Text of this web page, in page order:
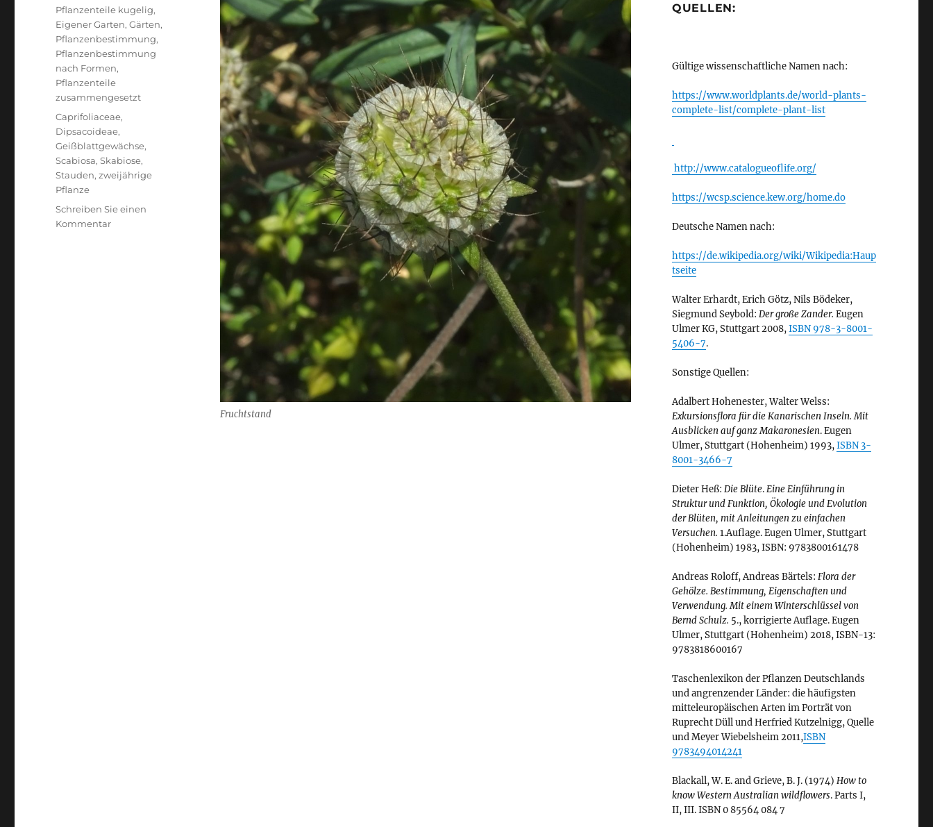
Fruchtstand
Pflanzenteile kugelig,
Eigener Garten,Gärten,
Pflanzenbestimmung,
Pflanzenbestimmung
nach Formen,
Pflanzenteile
zusammengesetzt
Schlagwörter
Caprifoliaceae,
Dipsacoideae,
Geißblattgewächse,
Scabiosa,Skabiose,
Stauden,zweijährige
Pflanze
Schreiben Sie einen
Kommentarzu
QUELLEN:
Gültige wissenschaftliche Namen nach:
https://www.worldplants.de/world-plants-
complete-list/complete-plant-list
http://www.catalogueoflife.org/
https://wcsp.science.kew.org/home.do
Deutsche Namen nach:
https://de.wikipedia.org/wiki/Wikipedia:Haup
tseite
Walter Erhardt, Erich Götz, Nils Bödeker,
Siegmund Seybold: Der große Zander. Eugen
Ulmer KG, Stuttgart 2008,ISBN 978-3-8001-
5406-7.
Sonstige Quellen:
Adalbert Hohenester, Walter Welss:
Exkursionsflora für die Kanarischen Inseln. Mit
Ausblicken auf ganz Makaronesien. Eugen
Ulmer, Stuttgart (Hohenheim) 1993,ISBN 3-
8001-3466-7
Dieter Heß: Die Blüte.Eine Einführung in
Struktur und Funktion, Ökologie und Evolution
der Blüten, mit Anleitungen zu einfachen
Versuchen. 1.Auflage. Eugen Ulmer, Stuttgart
(Hohenheim) 1983, ISBN: 9783800161478
Andreas Roloff, Andreas Bärtels: Flora der
Gehölze. Bestimmung, Eigenschaften und
Verwendung. Mit einem Winterschlüssel von
Bernd Schulz. 5., korrigierte Auflage. Eugen
Ulmer, Stuttgart (Hohenheim) 2018, ISBN-13:
9783818600167
Taschenlexikon der Pflanzen Deutschlands
und angrenzender Länder: die häufigsten
mitteleuropäischen Arten im Porträt von
Ruprecht Düll und Herfried Kutzelnigg, Quelle
und Meyer Wiebelsheim 2011,ISBN
9783494014241
Blackall, W. E. and Grieve, B. J. (1974) How to
know Western Australian wildflowers. Parts I,
II, III. ISBN 0 85564 084 7